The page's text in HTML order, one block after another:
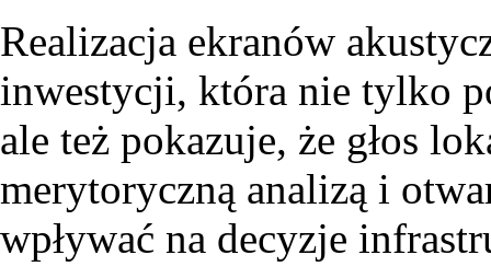
Realizacja ekranów
inwestycji, która nie tylko
ale też pokazuje, że głos
merytoryczną analizą i
wpływać na decyzje